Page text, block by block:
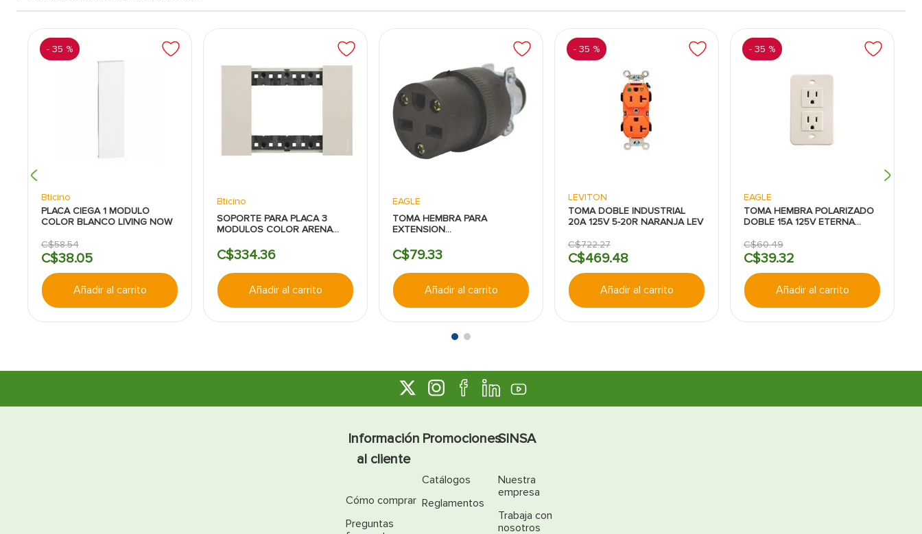
- 35 %
Bticino
PLACA CIEGA 1 MODULO
COLOR BLANCO LIVING NOW
C$58.54
C$38.05
Añadir al carrito
Bticino
SOPORTE PARA PLACA 3
MODULOS COLOR ARENA
C$334.36
Añadir al carrito
EAGLE
TOMA HEMBRA PARA
EXTENSION
C$79.33
Añadir al carrito
- 35 %
LEVITON
TOMA DOBLE INDUSTRIAL
20A 125V 5-20R NARANJA LEV
C$722.27
C$469.48
Añadir al carrito
- 35 %
EAGLE
TOMA HEMBRA POLARIZADO
DOBLE 15A 125V ETERNA
C$60.49
C$39.32
Añadir al carrito
Información
al cliente
Cómo comprar
Preguntas
Promociones
Catálogos
Reglamentos
SINSA
Nuestra
empresa
Trabaja con
nosotros